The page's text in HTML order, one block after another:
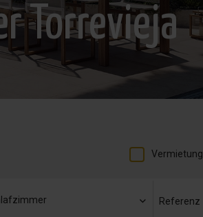
Torrevieja
Vermietung